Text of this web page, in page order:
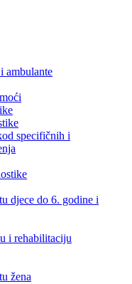
ambulante
specifičnih i
djece do 6. godine i
i rehabilitaciju
žena